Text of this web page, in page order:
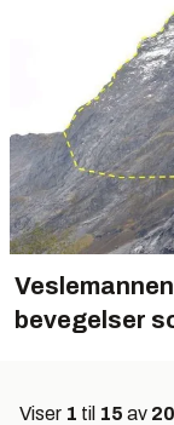
bevegelser
Viser 1 til 15 av 20